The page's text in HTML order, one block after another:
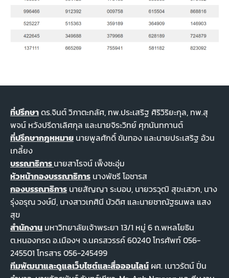
ที่ปรึกษาดร.จินต์ วิภาตะกลัศ, ทพ.ประเสริฐ ศิริวิริยะกุล, ทพ.สุ
พจน์ หวังปรีดาเลิศกุล และนายจิระวิทย์ ศุภนันทกานต์
ที่ปรึกษากฎหหมาย นายพูลศักดิ์ ขันทอง และนายประเสริฐ อ้วน
เกลี้ยง
บรรณาธิการนายสาโรจน์ เพ็งชะอุ่ม
หัวหน้ากองบรรณาธิการ นางพัชรี โอชารส
กองบรรณาธิการ นายสัญญา ระบอบ, นายวรวุฒิ สุขะเสวก, นาง
รุ่งอรุณ วงษ์มี, นางสาวเกศินี บัวดิศ และนายชาณัฐธนพล แสง
สุข
สำนักงาน มหาวิทยาลัยเจ้าพระยา 13/1 หมู่ 6 ถ.พหลโยธิน
ต.หนองกรด อ.เมืองฯ จ.นครสวรรค์ 60240 โทรศัพท์ 056-
245501 โทรสาร 056-245499
ทีมพัฒนาและดูแลเว็บไชต์และสื่อออนไลน์ ผศ. เนาวรัตน์ ปิ่น